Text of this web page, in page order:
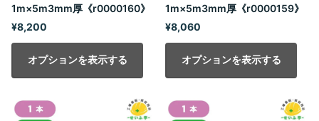
1m×5m3mm厚《r0000160》
¥8,200
オプションを表示する
1m×5m3mm厚《r0000159》
¥8,060
オプションを表示する